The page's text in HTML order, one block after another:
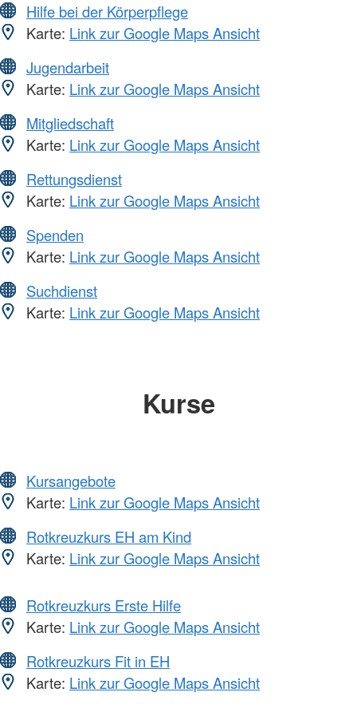
Hilfe bei der Körperpflege
Karte: Link zur Google Maps Ansicht
Jugendarbeit
Karte: Link zur Google Maps Ansicht
Mitgliedschaft
Karte: Link zur Google Maps Ansicht
Rettungsdienst
Karte: Link zur Google Maps Ansicht
Spenden
Karte: Link zur Google Maps Ansicht
Suchdienst
Karte: Link zur Google Maps Ansicht
Kurse
Kursangebote
Karte: Link zur Google Maps Ansicht
Rotkreuzkurs EH am Kind
Karte: Link zur Google Maps Ansicht
Rotkreuzkurs Erste Hilfe
Karte: Link zur Google Maps Ansicht
Rotkreuzkurs Fit in EH
Karte: Link zur Google Maps Ansicht